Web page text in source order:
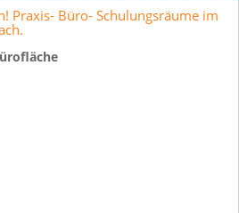
Praxis- Büro- Schulungsräume im